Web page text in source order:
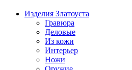
Изделия Златоуста
Гравюра
Деловые
Из кожи
Интерьер
Ножи